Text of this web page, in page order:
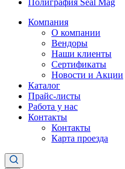
Полиграфия Seal Mag
Компания
О компании
Вендоры
Наши клиенты
Сертификаты
Новости и Акции
Каталог
Прайс-листы
Работа у нас
Контакты
Контакты
Карта проезда